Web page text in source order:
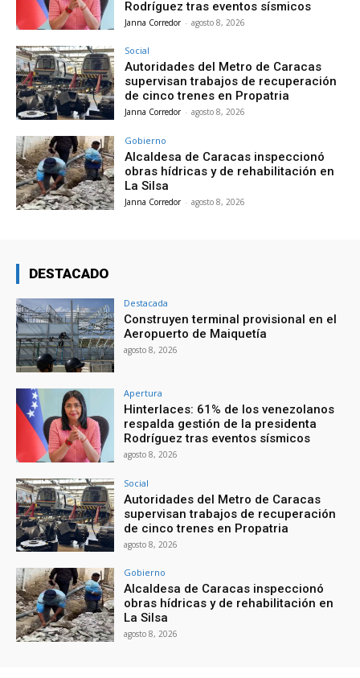
Rodríguez tras eventos sísmicos
Janna Corredor - agosto 8, 2026
Social
Autoridades del Metro de Caracas
supervisan trabajos de recuperación
de cinco trenes en Propatria
Janna Corredor - agosto 8, 2026
Gobierno
Alcaldesa de Caracas inspeccionó
obras hídricas y de rehabilitación en
La Silsa
Janna Corredor - agosto 8, 2026
DESTACADO
Destacada
Construyen terminal provisional en el
Aeropuerto de Maiquetía
agosto 8, 2026
Apertura
Hinterlaces: 61% de los venezolanos
respalda gestión de la presidenta
Rodríguez tras eventos sísmicos
agosto 8, 2026
Social
Autoridades del Metro de Caracas
supervisan trabajos de recuperación
de cinco trenes en Propatria
agosto 8, 2026
Gobierno
Alcaldesa de Caracas inspeccionó
obras hídricas y de rehabilitación en
La Silsa
agosto 8, 2026